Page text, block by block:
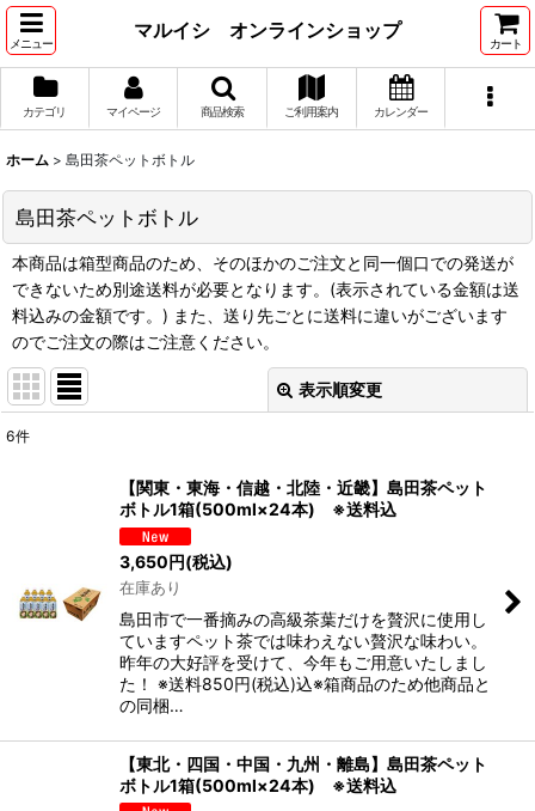
メニュー
マルイシ オンラインショップ
カート
カテゴリ マイページ 商品検索 ご利用案内 カレンダー
ホーム > 島田茶ペットボトル
島田茶ペットボトル
本商品は箱型商品のため、そのほかのご注文と同一個口での発送が
できないため別途送料が必要となります。(表示されている金額は送
料込みの金額です。) また、送り先ごとに送料に違いがございます
のでご注文の際はご注意ください。
表示順変更
6件
【関東・東海・信越・北陸・近畿】島田茶ペット
ボトル1箱(500ml×24本) ※送料込
3,650円(税込)
在庫あり
島田市で一番摘みの高級茶葉だけを贅沢に使用し
ていますペット茶では味わえない贅沢な味わい。
昨年の大好評を受けて、今年もご用意いたしまし
た！ ※送料850円(税込)込※箱商品のため他商品と
の同梱…
【東北・四国・中国・九州・離島】島田茶ペット
ボトル1箱(500ml×24本) ※送料込